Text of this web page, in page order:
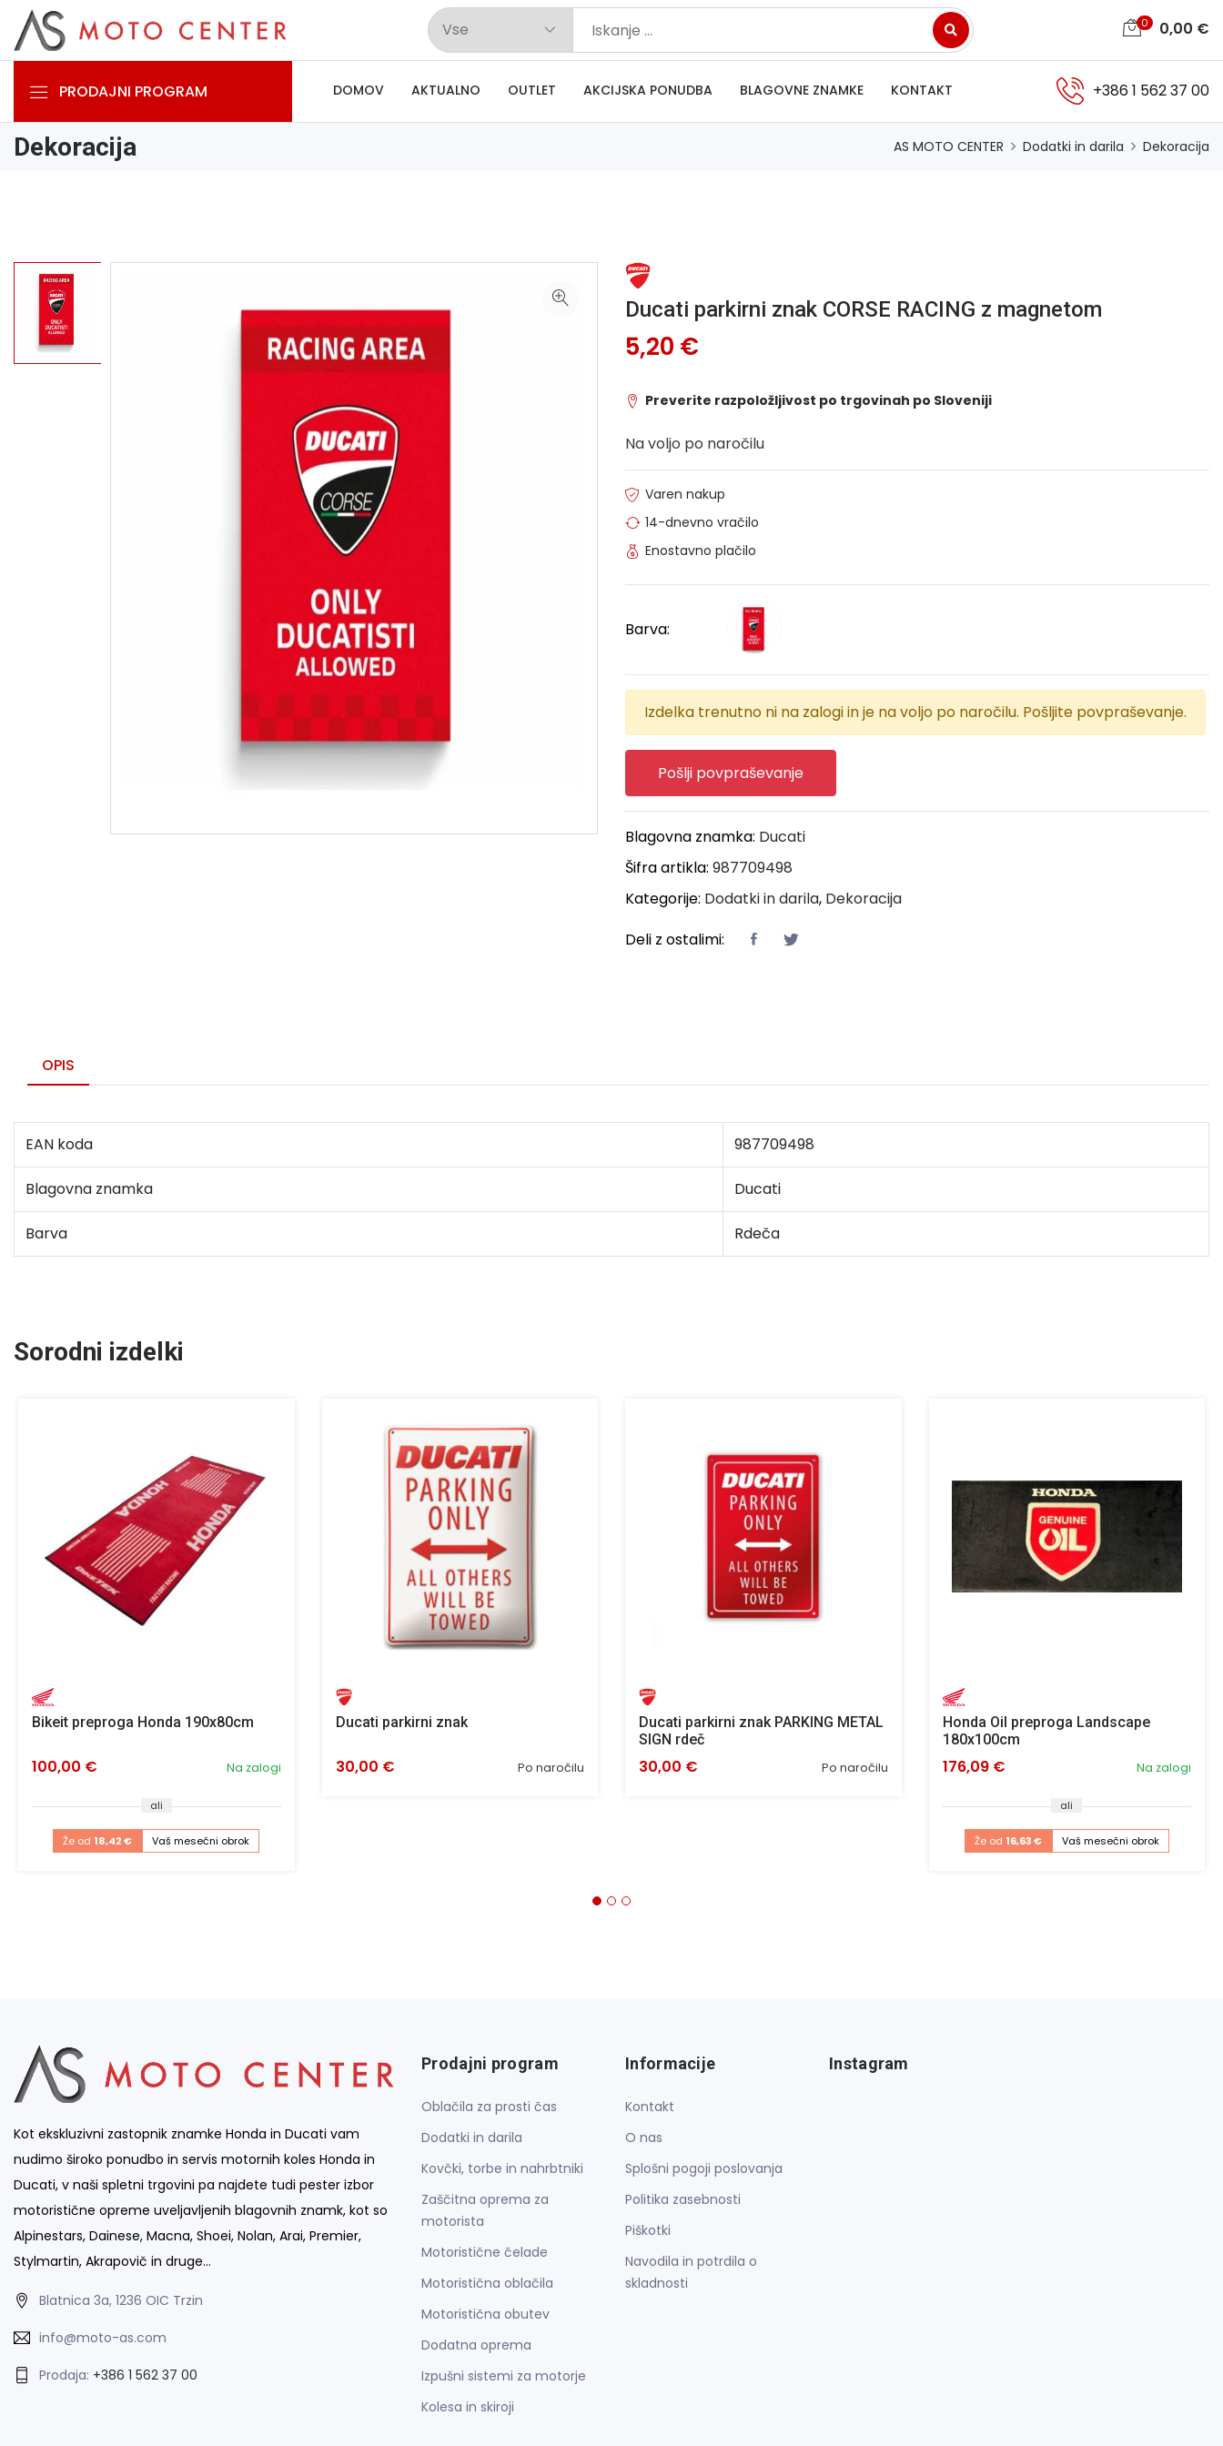
0 0,00 €
PRODAJNI PROGRAM DOMOV AKTUALNO OUTLET AKCIJSKA PONUDBA BLAGOVNE ZNAMKE KONTAKT +386 1 562 37 00
Dekoracija AS MOTO CENTER Dodatki in darila Dekoracija
Ducati parkirni znak CORSE RACING z magnetom
5,20 €
Preverite razpoložljivost po trgovinah po Sloveniji
Na voljo po naročilu
Varen nakup
14-dnevno vračilo
Enostavno plačilo
Barva:
Izdelka trenutno ni na zalogi in je na voljo po naročilu. Pošljite povpraševanje.
Pošlji povpraševanje
Blagovna znamka: Ducati
Šifra artikla: 987709498
Kategorije: Dodatki in darila, Dekoracija
Deli z ostalimi:
OPIS
EAN koda 987709498
Blagovna znamka Ducati
Barva Rdeča
Sorodni izdelki
Bikeit preproga Honda 190x80cm
Na zalogi
100,00 €
ali
Že od 18,42 € Vaš mesečni obrok
Ducati parkirni znak
Po naročilu
30,00 €
Ducati parkirni znak PARKING METAL
SIGN rdeč
Po naročilu
30,00 €
Honda Oil preproga Landscape
180x100cm
Na zalogi
176,09 €
ali
Že od 16,63 € Vaš mesečni obrok
Kot ekskluzivni zastopnik znamke Honda in Ducati vam
nudimo široko ponudbo in servis motornih koles Honda in
Ducati, v naši spletni trgovini pa najdete tudi pester izbor
motoristične opreme uveljavljenih blagovnih znamk, kot so
Alpinestars, Dainese, Macna, Shoei, Nolan, Arai, Premier,
Stylmartin, Akrapovič in druge…
Blatnica 3a, 1236 OIC Trzin
info@moto-as.com
Prodaja: +386 1 562 37 00
Prodajni program
Oblačila za prosti čas
Dodatki in darila
Kovčki, torbe in nahrbtniki
Zaščitna oprema za
motorista
Motoristične čelade
Motoristična oblačila
Motoristična obutev
Dodatna oprema
Izpušni sistemi za motorje
Kolesa in skiroji
Informacije
Kontakt
O nas
Splošni pogoji poslovanja
Politika zasebnosti
Piškotki
Navodila in potrdila o
skladnosti
Instagram